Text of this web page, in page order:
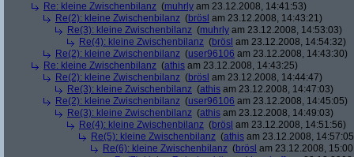
Re: kleine Zwischenbilanz (muhrly am 23.12.2008, 14:41:53)
Re(2): kleine Zwischenbilanz (brösl am 23.12.2008, 14:43:21)
Re(3): kleine Zwischenbilanz (muhrly am 23.12.2008, 14:53:03)
Re(4): kleine Zwischenbilanz (brösl am 23.12.2008, 14:54:32)
Re(2): kleine Zwischenbilanz (user96106 am 23.12.2008, 14:43:30)
Re: kleine Zwischenbilanz (athis am 23.12.2008, 14:43:25)
Re(2): kleine Zwischenbilanz (brösl am 23.12.2008, 14:44:47)
Re(3): kleine Zwischenbilanz (athis am 23.12.2008, 14:47:03)
Re(2): kleine Zwischenbilanz (user96106 am 23.12.2008, 14:45:05)
Re(3): kleine Zwischenbilanz (athis am 23.12.2008, 14:49:03)
Re(4): kleine Zwischenbilanz (brösl am 23.12.2008, 14:51:56)
Re(5): kleine Zwischenbilanz (athis am 23.12.2008,
Re(6): kleine Zwischenbilanz (brösl am 23.12.2008,